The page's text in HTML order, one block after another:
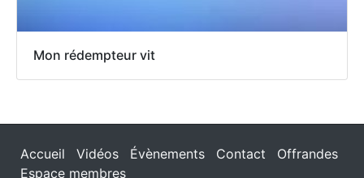
Mon rédempteur vit
Accueil Vidéos Évènements Contact
Offrandes
Espace membres